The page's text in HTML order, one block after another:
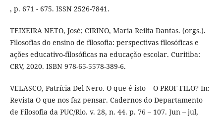
, p. 671 - 675. ISSN 2526-7841.
TEIXEIRA NETO, José; CIRINO, Maria Reilta Dantas. (orgs.).
Filosofias do ensino de filosofia: perspectivas filosóficas e
ações educativo-filosóficas na educação escolar. Curitiba:
CRV, 2020. ISBN 978-65-5578-389-6.
VELASCO, Patrícia Del Nero. O que é isto – O PROF-FILO? In:
Revista O que nos faz pensar. Cadernos do Departamento
de Filosofia da PUC/Rio. v. 28, n. 44. p. 76 – 107. Jun – jul,